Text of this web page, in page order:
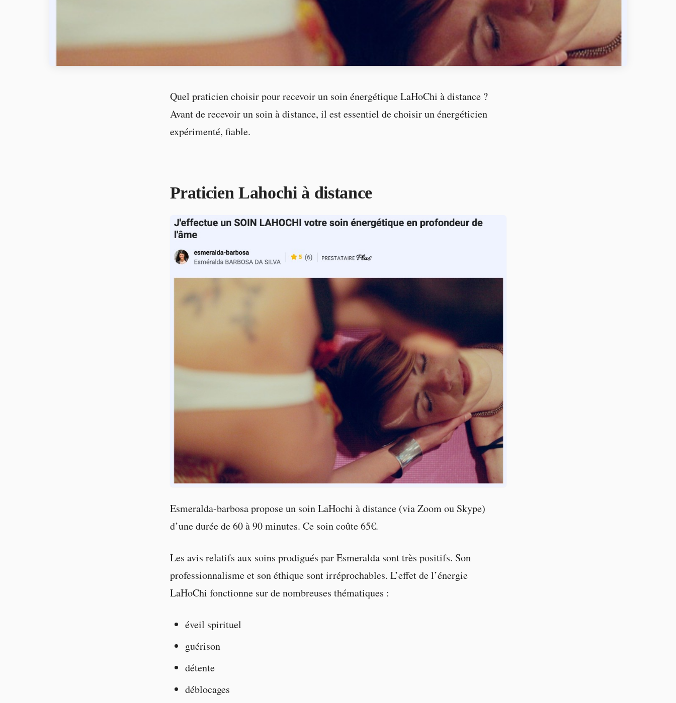
Quel praticien choisir pour recevoir un soin énergétique LaHoChi à distance ?
Avant de recevoir un soin à distance, il est essentiel de choisir un énergéticien
expérimenté, fiable.
Praticien Lahochi à distance
Esmeralda-barbosa propose un soin LaHochi à distance (via Zoom ou Skype)
d’une durée de 60 à 90 minutes. Ce soin coûte 65€.
Les avis relatifs aux soins prodigués par Esmeralda sont très positifs. Son
professionnalisme et son éthique sont irréprochables. L’effet de l’énergie
LaHoChi fonctionne sur de nombreuses thématiques :
éveil spirituel
guérison
détente
déblocages